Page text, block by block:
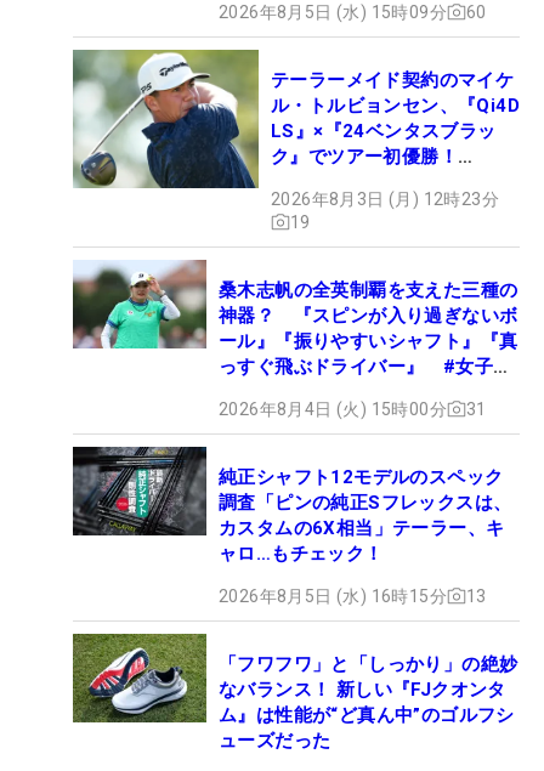
2026年8月5日 (水) 15時09分 60
テーラーメイド契約のマイケ
ル・トルビョンセン、『Qi4D
LS』×『24ベンタスブラッ
ク』でツアー初優勝！
2026年8月3日 (月) 12時23分
19
桑木志帆の全英制覇を支えた三種の
神器？ 『スピンが入り過ぎないボ
ール』『振りやすいシャフト』『真
っすぐ飛ぶドライバー』 #女子プ
2026年8月4日 (火) 15時00分 31
純正シャフト12モデルのスペック
調査「ピンの純正Sフレックスは、
カスタムの6X相当」テーラー、キ
ャロ…もチェック！
2026年8月5日 (水) 16時15分 13
「フワフワ」と「しっかり」の絶妙
なバランス！ 新しい『FJクオンタ
ム』は性能が“ど真ん中”のゴルフシ
ューズだった